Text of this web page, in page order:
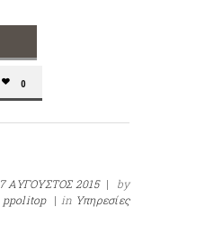
0
7 ΑΥΓΟΥΣΤΟΣ 2015 |
by
ppolitop | in Υπηρεσίες